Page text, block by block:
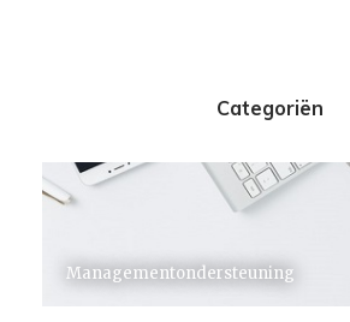
Categoriën
Managementondersteuning